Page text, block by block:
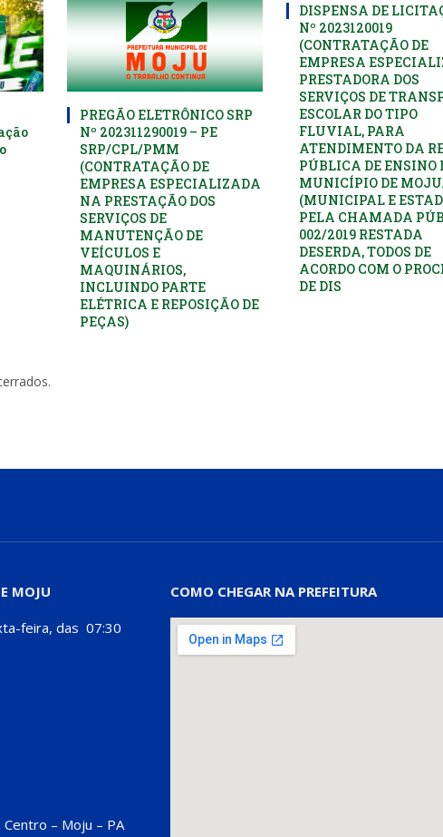
PREGÃO ELETRÔNICO SRP
Nº 202311290019 – PE
SRP/CPL/PMM
(CONTRATAÇÃO DE
EMPRESA ESPECIALIZADA
NA PRESTAÇÃO DOS
SERVIÇOS DE
MANUTENÇÃO DE
VEÍCULOS E
MAQUINÁRIOS,
INCLUINDO PARTE
ELÉTRICA E REPOSIÇÃO DE
PEÇAS)
DISPENSA DE
Nº 2023120019
(CONTRATAÇÃO DE
EMPRESA
PRESTADORA DOS
SERVIÇOS DE
ESCOLAR DO TIPO
FLUVIAL, PARA
ATENDIMENTO DA
PÚBLICA DE ENSINO
MUNICÍPIO DE
(MUNICIPAL E
PELA CHAMADA
002/2019 RESTADA
DESERDA, TODOS DE
ACORDO COM O
DE DIS
MOJU
feira, das 07:30
Centro – Moju – PA
COMO CHEGAR NA PREFEITURA